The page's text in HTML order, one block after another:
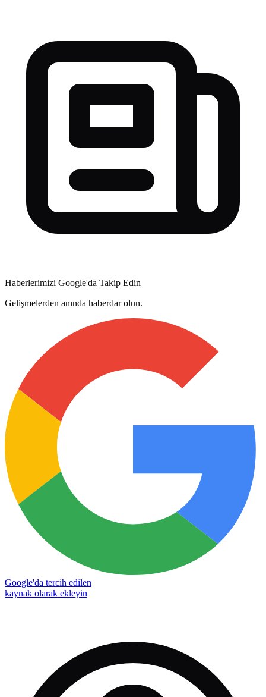
Haberlerimizi Google'da Takip Edin
Gelişmelerden anında haberdar olun.
Google'da tercih edilen
kaynak olarak ekleyin